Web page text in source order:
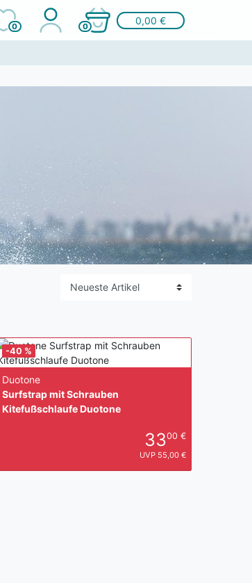
0 0
0,00 €
Duotone
Surfstrap mit Schrauben
Kitefußschlaufe Duotone
3300 €
UVP 55,00 €
-40 %